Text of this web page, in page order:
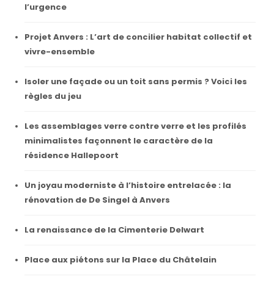
l’urgence
Projet Anvers : L’art de concilier habitat collectif et
vivre-ensemble
Isoler une façade ou un toit sans permis ? Voici les
règles du jeu
Les assemblages verre contre verre et les profilés
minimalistes façonnent le caractère de la
résidence Hallepoort
Un joyau moderniste à l’histoire entrelacée : la
rénovation de De Singel à Anvers
La renaissance de la Cimenterie Delwart
Place aux piétons sur la Place du Châtelain